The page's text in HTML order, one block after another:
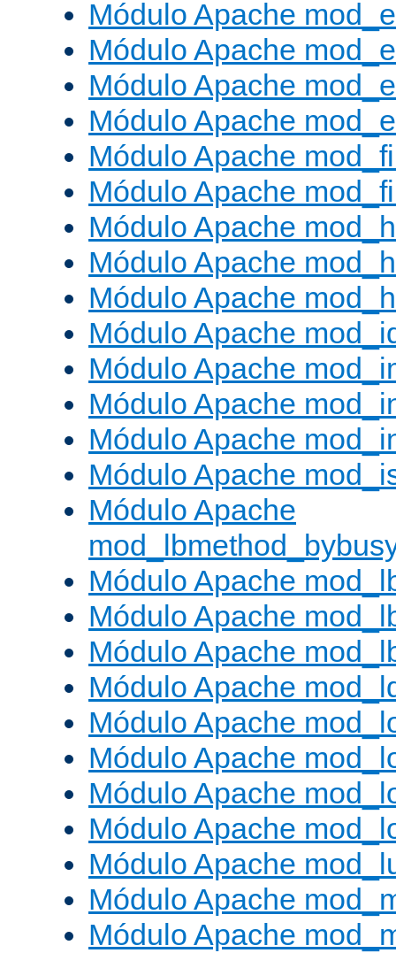
Módulo Apache
Módulo Apache
Módulo Apache
Módulo Apache
Módulo Apache
Módulo Apache
Módulo Apache
Módulo Apache
Módulo Apache
Módulo Apache
Módulo Apache
Módulo Apache
Módulo Apache
Módulo Apache
Módulo Apache
Módulo Apache
Módulo Apache
Módulo Apache
Módulo Apache
Módulo Apache
Módulo Apache
Módulo Apache
Módulo Apache
Módulo Apache
Módulo Apache
Módulo Apache